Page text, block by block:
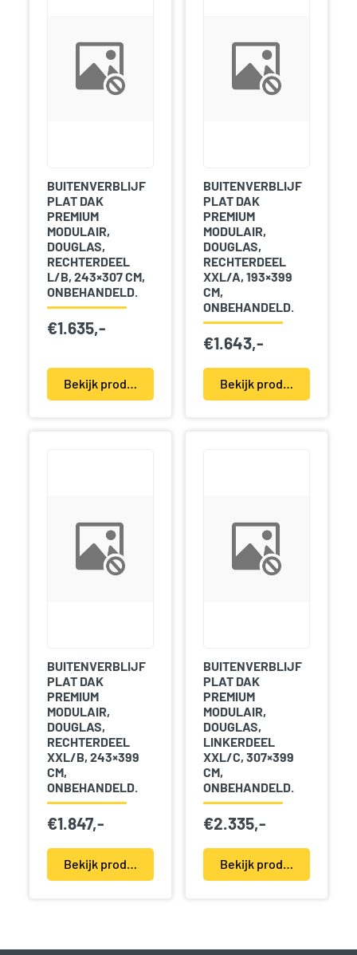
BUITENVERBLIJF
PLAT DAK
PREMIUM
MODULAIR,
DOUGLAS,
RECHTERDEEL
L/B, 243×307 CM,
ONBEHANDELD.
€1.635,-
Bekijk product(en)
BUITENVERBLIJF
PLAT DAK
PREMIUM
MODULAIR,
DOUGLAS,
RECHTERDEEL
XXL/A, 193×399
CM,
ONBEHANDELD.
€1.643,-
Bekijk product(en)
BUITENVERBLIJF
PLAT DAK
PREMIUM
MODULAIR,
DOUGLAS,
RECHTERDEEL
XXL/B, 243×399
CM,
ONBEHANDELD.
€1.847,-
Bekijk product(en)
BUITENVERBLIJF
PLAT DAK
PREMIUM
MODULAIR,
DOUGLAS,
LINKERDEEL
XXL/C, 307×399
CM,
ONBEHANDELD.
€2.335,-
Bekijk product(en)